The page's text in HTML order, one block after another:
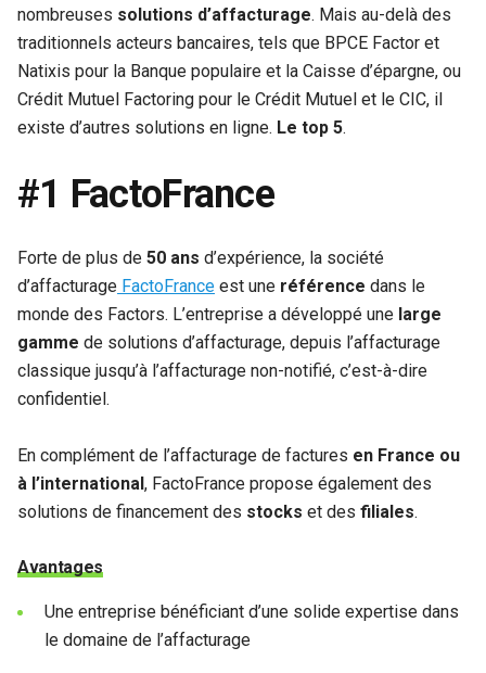
nombreuses solutions d’affacturage. Mais au-delà des
traditionnels acteurs bancaires, tels que BPCE Factor et
Natixis pour la Banque populaire et la Caisse d’épargne, ou
Crédit Mutuel Factoring pour le Crédit Mutuel et le CIC, il
existe d’autres solutions en ligne. Le top 5.
#1 FactoFrance
Forte de plus de 50 ans d’expérience, la société
d’affacturage FactoFrance est une référence dans le
monde des Factors. L’entreprise a développé une large
gamme de solutions d’affacturage, depuis l’affacturage
classique jusqu’à l’affacturage non-notifié, c’est-à-dire
confidentiel.
En complément de l’affacturage de factures en France ou
à l’international, FactoFrance propose également des
solutions de financement des stocks et des filiales.
Avantages
Une entreprise bénéficiant d’une solide expertise dans
le domaine de l’affacturage